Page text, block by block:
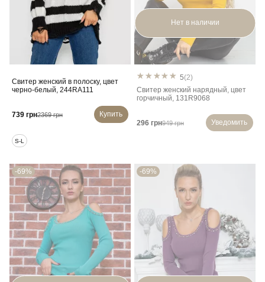
Свитер женский в полоску, цвет
черно-белый, 244RA111
739 грн2369 грн Купить
S-L
Нет в наличии
5(2)
Свитер женский нарядный, цвет
горчичный, 131R9068
296 грн949 грн Уведомить
-69% -69%